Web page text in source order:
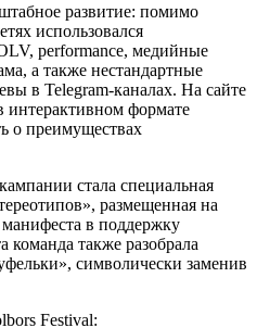
развитие: помимо
использовался
performance, медийные
а также нестандартные
в Telegram-каналах. На сайте
интерактивном формате
о преимуществах
стала специальная
размещенная на
в поддержку
также разобрала
символически заменив